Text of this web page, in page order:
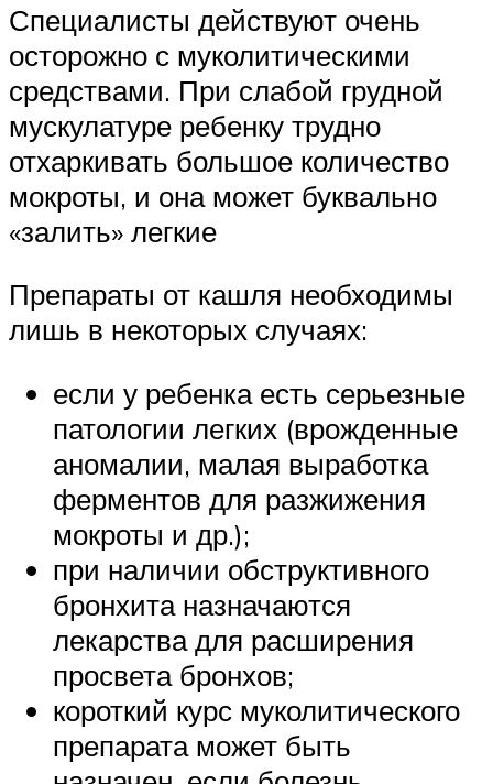
Специалисты действуют очень
осторожно с муколитическими
средствами. При слабой грудной
мускулатуре ребенку трудно
отхаркивать большое количество
мокроты, и она может буквально
«залить» легкие
Препараты от кашля необходимы
лишь в некоторых случаях:
если у ребенка есть серьезные
патологии легких (врожденные
аномалии, малая выработка
ферментов для разжижения
мокроты и др.);
при наличии обструктивного
бронхита назначаются
лекарства для расширения
просвета бронхов;
короткий курс муколитического
препарата может быть